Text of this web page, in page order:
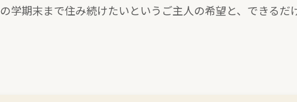
期末まで住み続けたいというご主人の希望と、できるだ